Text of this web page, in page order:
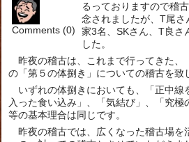
Comments (0)
るっておりますので稽
念されましたが、T尾
家3名、SKさん、T良さ
した。
昨夜の稽古は、これまで行ってきた、
の「第５の体捌き」についての稽古を致
いずれの体捌きにおいても、「正中線
入った食い込み」、「気結び」、「究極
等の基本理合は同じです。
昨夜の稽古では、広くなった稽古場を